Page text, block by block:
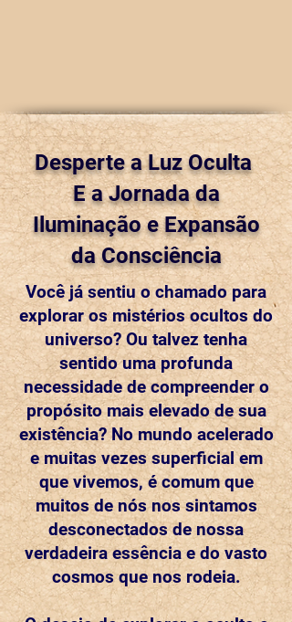
Desperte a Luz Oculta
E a Jornada da
Iluminação e Expansão
da Consciência
Você já sentiu o chamado para
explorar os mistérios ocultos do
universo? Ou talvez tenha
sentido uma profunda
necessidade de compreender o
propósito mais elevado de sua
existência? No mundo acelerado
e muitas vezes superficial em
que vivemos, é comum que
muitos de nós nos sintamos
desconectados de nossa
verdadeira essência e do vasto
cosmos que nos rodeia.